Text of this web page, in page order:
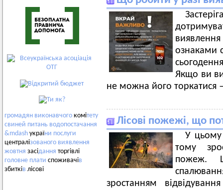
громадян виконавчого комітету
свиней питань водопостачання
&mdash україни послуги
централізованого виявлення
жовтня засідання торгівлі
головне плати споживачів
збитків лісові
ознаками
Якщо ви
не можна його
Лісові пожежі, що
У цьому
тому
пожеж.
зростанням